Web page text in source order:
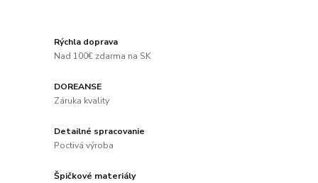
Rýchla doprava
Nad 100€ zdarma na SK
DOREANSE
Záruka kvality
Detailné spracovanie
Poctivá výroba
Špičkové materiály